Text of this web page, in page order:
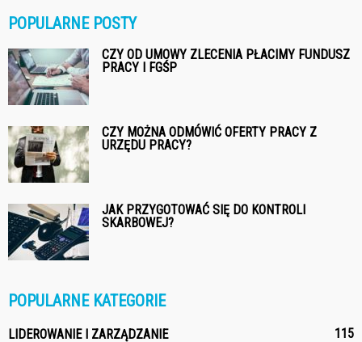
POPULARNE POSTY
CZY OD UMOWY ZLECENIA PŁACIMY FUNDUSZ
PRACY I FGŚP
CZY MOŻNA ODMÓWIĆ OFERTY PRACY Z
URZĘDU PRACY?
JAK PRZYGOTOWAĆ SIĘ DO KONTROLI
SKARBOWEJ?
POPULARNE KATEGORIE
LIDEROWANIE I ZARZĄDZANIE 115